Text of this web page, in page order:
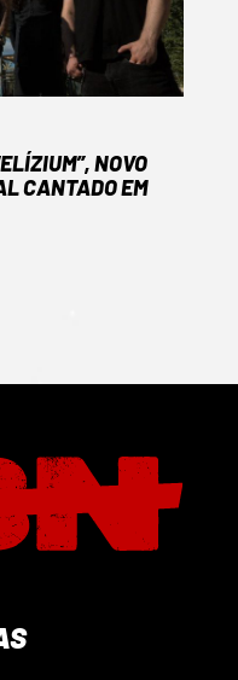
NOVO
CANTADO EM